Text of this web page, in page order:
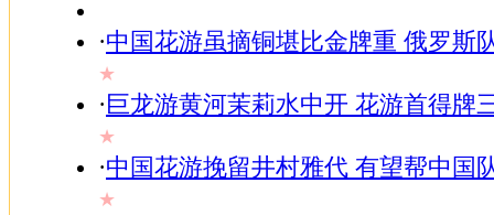
·中国花游虽摘铜堪比金牌重 俄罗斯
★
· 巨龙游黄河茉莉水中开 花游首得牌
★
·中国花游挽留井村雅代 有望帮中国
★